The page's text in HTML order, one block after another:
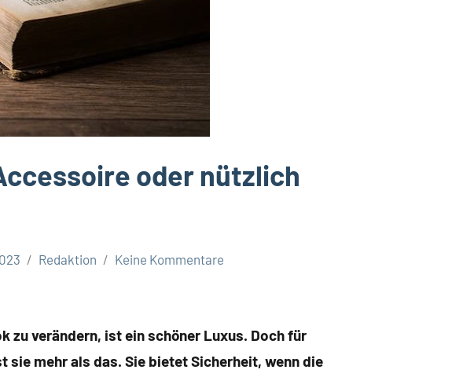
oder nützlich
Redaktion Keine Kommentare
zu verändern, ist ein schöner Luxus. Doch für
mehr als das. Sie bietet Sicherheit, wenn die